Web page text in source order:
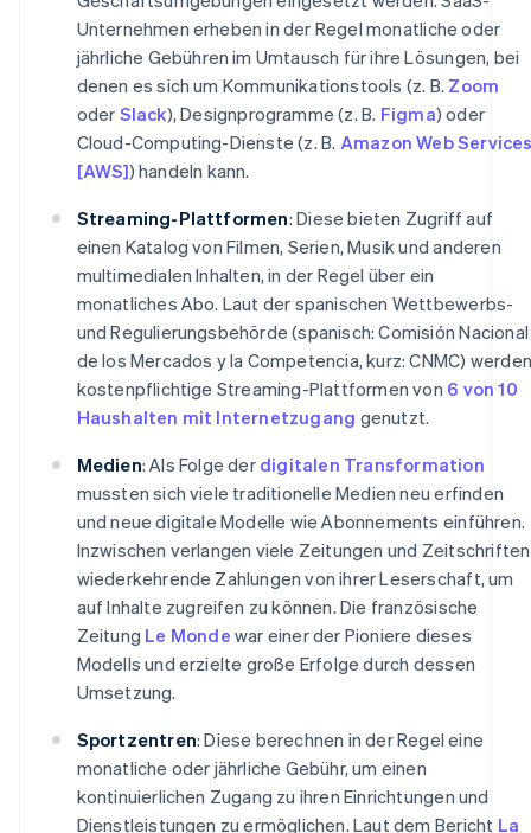
Unternehmen erheben in der Regel monatliche oder
jährliche Gebühren im Umtausch für ihre Lösungen, bei
denen es sich um Kommunikationstools (z. B. Zoom
oder Slack), Designprogramme (z. B. Figma) oder
Cloud-Computing-Dienste (z. B. Amazon Web
[AWS]) handeln kann.
Streaming-Plattformen: Diese bieten Zugriff auf
einen Katalog von Filmen, Serien, Musik und anderen
multimedialen Inhalten, in der Regel über ein
monatliches Abo. Laut der spanischen Wettbewerbs-
und Regulierungsbehörde (spanisch: Comisión Nacional
de los Mercados y la Competencia, kurz: CNMC) werden
kostenpflichtige Streaming-Plattformen von 6 von 10
Haushalten mit Internetzugang genutzt.
Medien: Als Folge der digitalen Transformation
mussten sich viele traditionelle Medien neu erfinden
und neue digitale Modelle wie Abonnements einführen.
Inzwischen verlangen viele Zeitungen und Zeitschriften
wiederkehrende Zahlungen von ihrer Leserschaft, um
auf Inhalte zugreifen zu können. Die französische
Zeitung Le Monde war einer der Pioniere dieses
Modells und erzielte große Erfolge durch dessen
Umsetzung.
Sportzentren: Diese berechnen in der Regel eine
monatliche oder jährliche Gebühr, um einen
kontinuierlichen Zugang zu ihren Einrichtungen und
Dienstleistungen zu ermöglichen. Laut dem Bericht La